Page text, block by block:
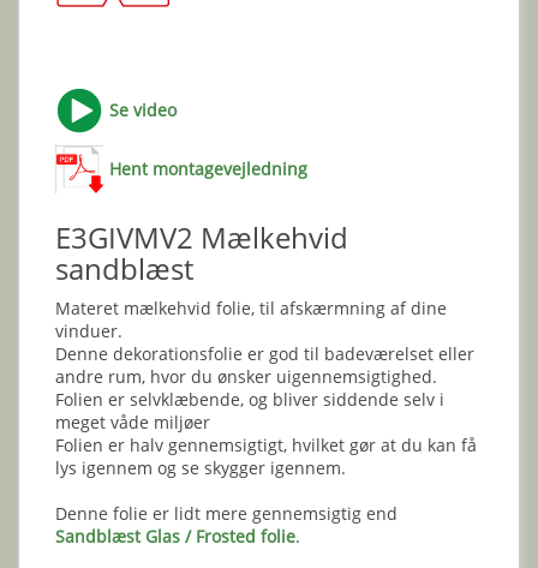
Se video
Hent montagevejledning
E3GIVMV2 Mælkehvid
sandblæst
Materet mælkehvid folie, til afskærmning af dine
vinduer.
Denne dekorationsfolie er god til badeværelset eller
andre rum, hvor du ønsker uigennemsigtighed.
Folien er selvklæbende, og bliver siddende selv i
meget våde miljøer
Folien er halv gennemsigtigt, hvilket gør at du kan få
lys igennem og se skygger igennem.
Denne folie er lidt mere gennemsigtig end
Sandblæst Glas / Frosted folie.